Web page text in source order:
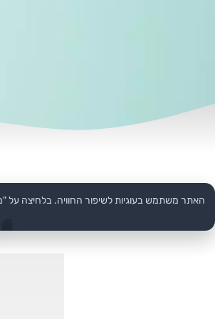
האתר משתמש בעוגיות לשיפור החוויה. בלחיצה